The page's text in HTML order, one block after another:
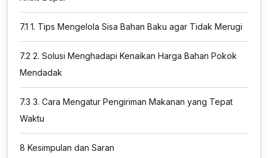
7.1 1. Tips Mengelola Sisa Bahan Baku agar Tidak Merugi
7.2 2. Solusi Menghadapi Kenaikan Harga Bahan Pokok
Mendadak
7.3 3. Cara Mengatur Pengiriman Makanan yang Tepat
Waktu
8 Kesimpulan dan Saran